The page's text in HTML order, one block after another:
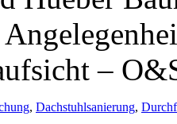
–
, Dachstuhlsanierung,